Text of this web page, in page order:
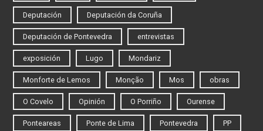
Deputación Deputación da Coruña
Deputación de Pontevedra entrevistas
exposición Lugo Mondariz
Monforte de Lemos Monção Mos obras
O Covelo Opinión O Porriño Ourense
Ponteareas Ponte de Lima Pontevedra PP